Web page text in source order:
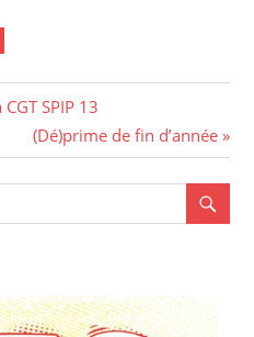
SPIP 13
(Dé)prime de fin d’année